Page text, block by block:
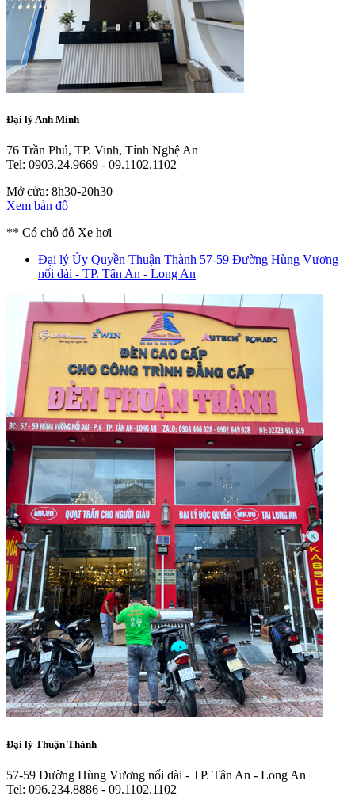
Đại lý Anh Minh
76 Trần Phú, TP. Vinh, Tỉnh Nghệ An
Tel: 0903.24.9669 - 09.1102.1102
Mở cửa: 8h30-20h30
Xem bản đồ
** Có chỗ đỗ Xe hơi
Đại lý Ủy Quyền Thuận Thành 57-59 Đường Hùng Vương
nối dài - TP. Tân An - Long An
Đại lý Thuận Thành
57-59 Đường Hùng Vương nối dài - TP. Tân An - Long An
Tel: 096.234.8886 - 09.1102.1102